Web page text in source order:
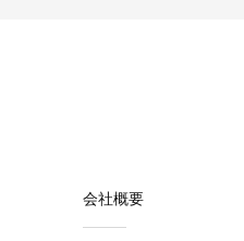
会社概要